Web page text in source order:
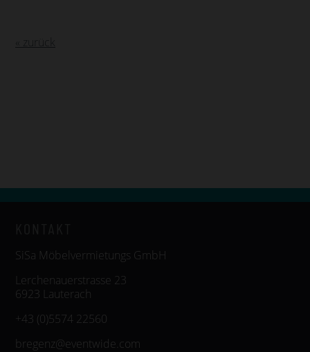
« zurück
SiSa Möbelvermietungs GmbH
Lerchenauerstrasse 23
6923 Lauterach
+43 (0)5574 22560
bregenz@eventwide.com